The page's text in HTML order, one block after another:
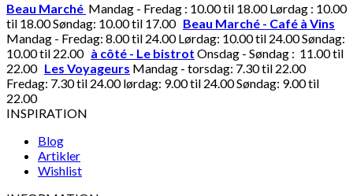
Beau Marché Mandag - Fredag : 10.00 til 18.00 Lørdag : 10.00
til 18.00 Søndag: 10.00 til 17.00 Beau Marché - Café à Vins
Mandag - Fredag: 8.00 til 24.00 Lørdag: 10.00 til 24.00 Søndag:
10.00 til 22.00 à côté - Le bistrot Onsdag - Søndag : 11.00 til
22.00 Les Voyageurs Mandag - torsdag: 7.30 til 22.00
Fredag: 7.30 til 24.00 lørdag: 9.00 til 24.00 Søndag: 9.00 til
22.00
INSPIRATION
Blog
Artikler
Wishlist